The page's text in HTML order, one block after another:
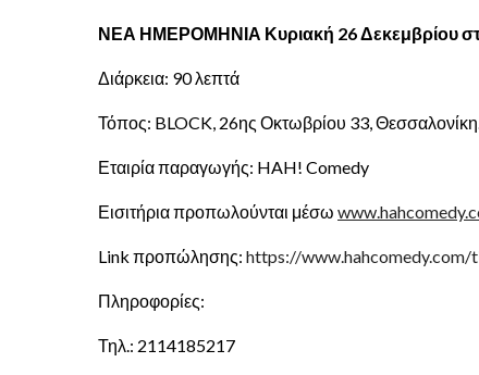
ΝΕΑ ΗΜΕΡΟΜΗΝΙΑ Κυριακή 26 Δεκεμβρίου
Διάρκεια: 90 λεπτά
Τόπος: BLOCK, 26ης Οκτωβρίου 33,
Εταιρία παραγωγής: HAH! Comedy
Εισιτήρια προπωλούνται μέσω
Link προπώλησης: https://
Πληροφορίες:
Τηλ.: 2114185217